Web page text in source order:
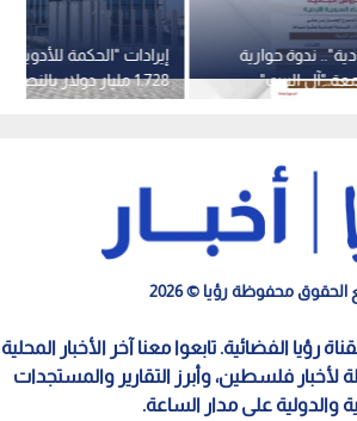
إيرادات "الحكمة للأدوية"
1.728 مليار دولار بالنصف الأول
ندوة حوارية
"آل البيت"
الحقوق محفوظة رؤيا © 2026
رؤيا الفضائية. تابعوا معنا آخر الأخبار المحلية
لأخبار فلسطين، وأبرز التقارير والمستجدات
والدولية على مدار الساعة.